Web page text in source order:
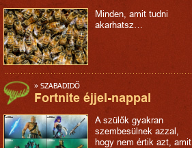
Minden, amit tudni
akarhatsz…
» SZABADIDŐ
Fortnite éjjel-nappal
A szülők gyakran
szembesülnek azzal,
hogy nem értik azt, amit